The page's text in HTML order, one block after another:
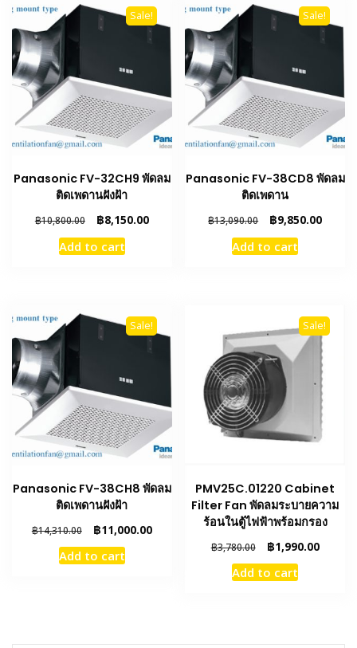
Sale!
Panasonic FV-32CH9 พัดลม
ติดเพดานฝังฝ้า
฿10,800.00
Original
price
was:
฿8,150.00Current
Add to cart
Sale!
Panasonic FV-38CD8 พัดลม
ติดเพดาน
฿13,090.00
Original
price
was:
฿9,850.00
Add to cart
Sale!
Panasonic FV-38CH8 พัดลม
ติดเพดานฝังฝ้า
฿14,310.00
Original
price
was:
฿11,000.00Current
Add to cart
Sale!
PMV25C.01220 Cabinet
Filter Fan พัดลมระบายความ
ร้อนในตู้ไฟฟ้าพร้อมกรอง
฿3,780.00
Original
price
was:
฿1,990.00Current
Add to cart